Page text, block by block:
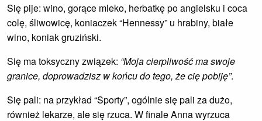
Się pije: wino, gorące mleko, herbatkę po angielsku i coca
colę, śliwowicę, koniaczek “Hennessy” u hrabiny, białe
wino, koniak gruziński.
Się ma toksyczny związek: “Moja cierpliwość ma swoje
granice, doprowadzisz w końcu do tego, że cię pobiję”.
Się pali: na przykład “Sporty”, ogólnie się pali za dużo,
również lekarze, ale się rzuca. W finale Anna wyrzuca